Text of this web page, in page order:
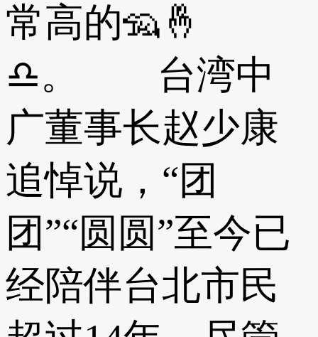
常高的🦡🤞
♎。 台湾中
广董事长赵少康
追悼说，“团
团”“圆圆”至今已
经陪伴台北市民